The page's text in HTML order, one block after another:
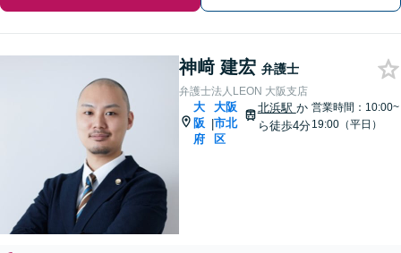
神﨑 建宏 弁護士
弁護士法人LEON 大阪支店
大
阪
府
|
大阪
市北
区
北浜駅 か
ら徒歩4分
営業時間：10:00~
19:00（平日）